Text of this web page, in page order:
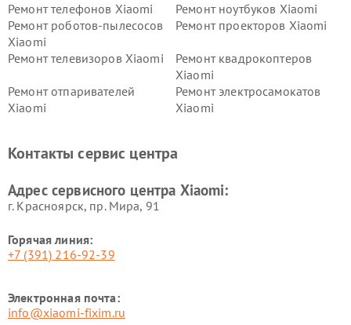
Ремонт телефонов Xiaomi
Ремонт ноутбуков Xiaomi
Ремонт роботов-пылесосов
Xiaomi
Ремонт проекторов Xiaomi
Ремонт телевизоров Xiaomi
Ремонт квадрокоптеров
Xiaomi
Ремонт отпаривателей
Xiaomi
Ремонт электросамокатов
Xiaomi
Ремонт стиральных машин
Ремонт смарт-часов Xiaomi
Контакты сервис центра
Адрес сервисного центра Xiaomi:
г. Красноярск, ​пр. Мира, 91
Горячая линия:
+7 (391) 216-92-39
Электронная почта:
info@xiaomi-fixim.ru